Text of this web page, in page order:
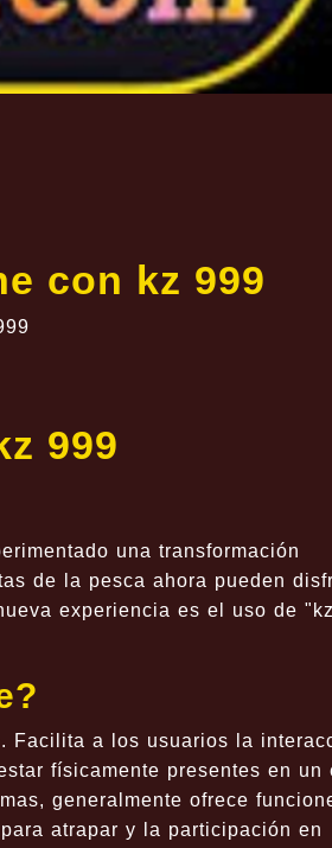
con kz 999
999
una transformación
de la pesca ahora pueden
experiencia es el uso de
Facilita a los usuarios la
físicamente presentes en un
generalmente ofrece
atrapar y la participación en